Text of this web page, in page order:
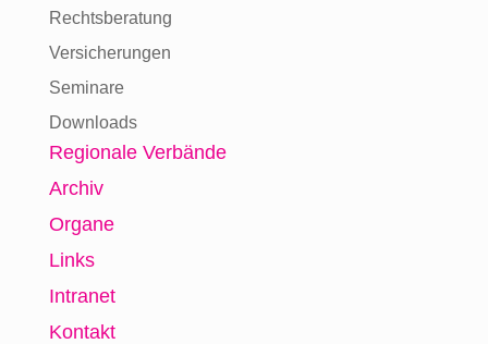
Rechtsberatung
Versicherungen
Seminare
Downloads
Regionale Verbände
Archiv
Organe
Links
Intranet
Kontakt